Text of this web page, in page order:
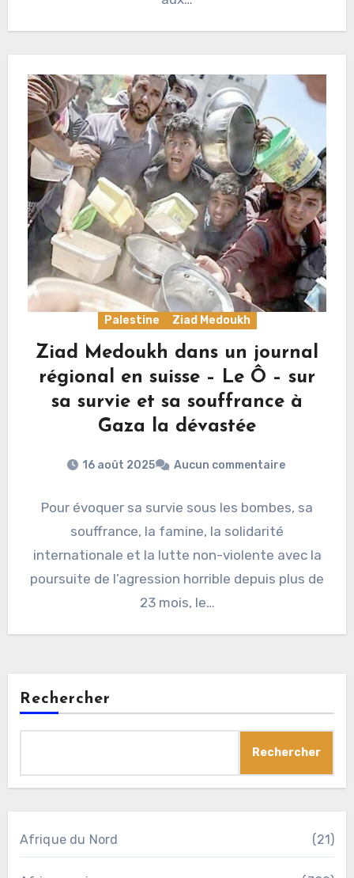
Palestine Ziad Medoukh
Ziad Medoukh dans un journal
régional en suisse – Le Ô – sur
sa survie et sa souffrance à
Gaza la dévastée
16 août 2025 Aucun commentaire
Pour évoquer sa survie sous les bombes, sa
souffrance, la famine, la solidarité
internationale et la lutte non-violente avec la
poursuite de l’agression horrible depuis plus de
23 mois, le…
Rechercher
Rechercher
Afrique du Nord (21)